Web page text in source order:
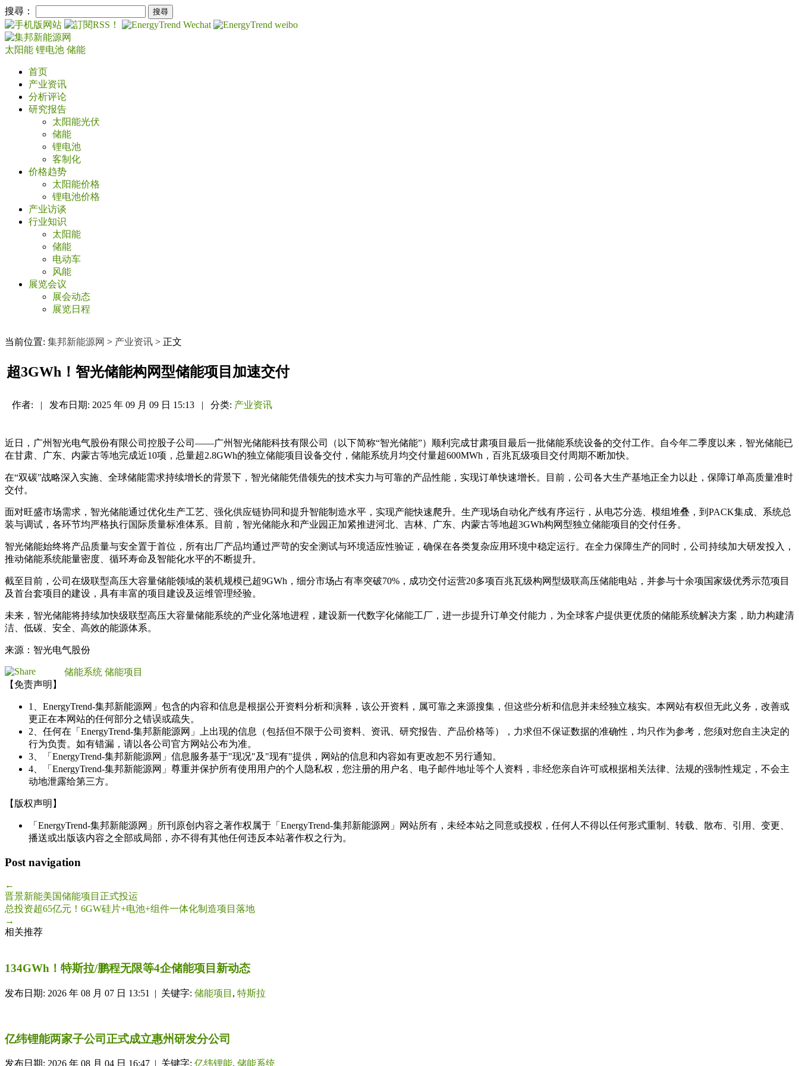
搜尋：
太阳能 锂电池 储能
首页
产业资讯
分析评论
研究报告
太阳能光伏
储能
锂电池
客制化
价格趋势
太阳能价格
锂电池价格
产业访谈
行业知识
太阳能
储能
电动车
风能
展览会议
展会动态
展览日程
当前位置: 集邦新能源网 > 产业资讯 > 正文
超3GWh！智光储能构网型储能项目加速交付
作者: | 发布日期: 2025 年 09 月 09 日 15:13 | 分类: 产业资讯
近日，广州智光电气股份有限公司控股子公司——广州智光储能科技有限公司（以下简称“智光储能”）顺利完成甘肃项目最后一批储能系统设备的交付工作。自今年二季度以来，智光储能已
在甘肃、广东、内蒙古等地完成近10项，总量超2.8GWh的独立储能项目设备交付，储能系统月均交付量超600MWh，百兆瓦级项目交付周期不断加快。
在“双碳”战略深入实施、全球储能需求持续增长的背景下，智光储能凭借领先的技术实力与可靠的产品性能，实现订单快速增长。目前，公司各大生产基地正全力以赴，保障订单高质量准时
交付。
面对旺盛市场需求，智光储能通过优化生产工艺、强化供应链协同和提升智能制造水平，实现产能快速爬升。生产现场自动化产线有序运行，从电芯分选、模组堆叠，到PACK集成、系统总
装与调试，各环节均严格执行国际质量标准体系。目前，智光储能永和产业园正加紧推进河北、吉林、广东、内蒙古等地超3GWh构网型独立储能项目的交付任务。
智光储能始终将产品质量与安全置于首位，所有出厂产品均通过严苛的安全测试与环境适应性验证，确保在各类复杂应用环境中稳定运行。在全力保障生产的同时，公司持续加大研发投入，
推动储能系统能量密度、循环寿命及智能化水平的不断提升。
截至目前，公司在级联型高压大容量储能领域的装机规模已超9GWh，细分市场占有率突破70%，成功交付运营20多项百兆瓦级构网型级联高压储能电站，并参与十余项国家级优秀示范项目
及首台套项目的建设，具有丰富的项目建设及运维管理经验。
未来，智光储能将持续加快级联型高压大容量储能系统的产业化落地进程，建设新一代数字化储能工厂，进一步提升订单交付能力，为全球客户提供更优质的储能系统解决方案，助力构建清
洁、低碳、安全、高效的能源体系。
来源：智光电气股份
储能系统 储能项目
【免责声明】
1、EnergyTrend-集邦新能源网」包含的内容和信息是根据公开资料分析和演释，该公开资料，属可靠之来源搜集，但这些分析和信息并未经独立核实。本网站有权但无此义务，改善或
更正在本网站的任何部分之错误或疏失。
2、任何在「EnergyTrend-集邦新能源网」上出现的信息（包括但不限于公司资料、资讯、研究报告、产品价格等），力求但不保证数据的准确性，均只作为参考，您须对您自主决定的
行为负责。如有错漏，请以各公司官方网站公布为准。
3、「EnergyTrend-集邦新能源网」信息服务基于"现况"及"现有"提供，网站的信息和内容如有更改恕不另行通知。
4、「EnergyTrend-集邦新能源网」尊重并保护所有使用用户的个人隐私权，您注册的用户名、电子邮件地址等个人资料，非经您亲自许可或根据相关法律、法规的强制性规定，不会主
动地泄露给第三方。
【版权声明】
「EnergyTrend-集邦新能源网」所刊原创内容之著作权属于「EnergyTrend-集邦新能源网」网站所有，未经本站之同意或授权，任何人不得以任何形式重制、转载、散布、引用、变更、
播送或出版该内容之全部或局部，亦不得有其他任何违反本站著作权之行为。
Post navigation
←
晋景新能美国储能项目正式投运
总投资超65亿元！6GW硅片+电池+组件一体化制造项目落地
→
相关推荐
134GWh！特斯拉/鹏程无限等4企储能项目新动态
发布日期: 2026 年 08 月 07 日 13:51 | 关键字: 储能项目 , 特斯拉
亿纬锂能两家子公司正式成立惠州研发分公司
发布日期: 2026 年 08 月 04 日 16:47 | 关键字: 亿纬锂能, 储能系统